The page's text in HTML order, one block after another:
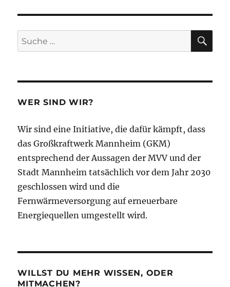
Suche
nach:
WER SIND WIR?
Wir sind eine Initiative, die dafür kämpft, dass
das Großkraftwerk Mannheim (GKM)
entsprechend der Aussagen der MVV und der
Stadt Mannheim tatsächlich vor dem Jahr 2030
geschlossen wird und die
Fernwärmeversorgung auf erneuerbare
Energiequellen umgestellt wird.
WILLST DU MEHR WISSEN, ODER
MITMACHEN?